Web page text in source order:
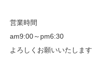
営業時間
am9:00～pm6:30
よろしくお願いいたします